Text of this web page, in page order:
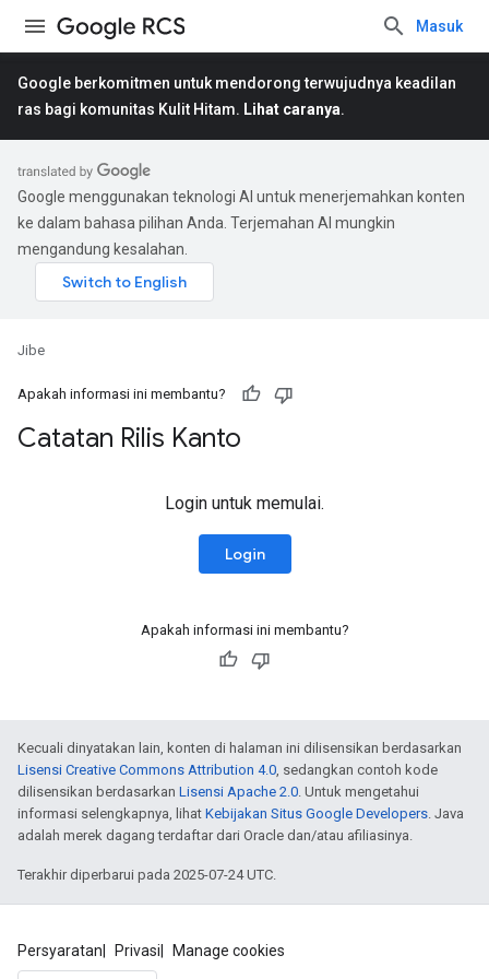
Masuk
Google berkomitmen untuk mendorong terwujudnya keadilan
ras bagi komunitas Kulit Hitam. Lihat caranya.
Google menggunakan teknologi AI untuk menerjemahkan konten
ke dalam bahasa pilihan Anda. Terjemahan AI mungkin
mengandung kesalahan.
Jibe
Apakah informasi ini membantu?
Catatan Rilis Kanto
Login untuk memulai.
Login
Apakah informasi ini membantu?
Kecuali dinyatakan lain, konten di halaman ini dilisensikan berdasarkan
Lisensi Creative Commons Attribution 4.0, sedangkan contoh kode
dilisensikan berdasarkan Lisensi Apache 2.0. Untuk mengetahui
informasi selengkapnya, lihat Kebijakan Situs Google Developers. Java
adalah merek dagang terdaftar dari Oracle dan/atau afiliasinya.
Terakhir diperbarui pada 2025-07-24 UTC.
Persyaratan Privasi Manage cookies